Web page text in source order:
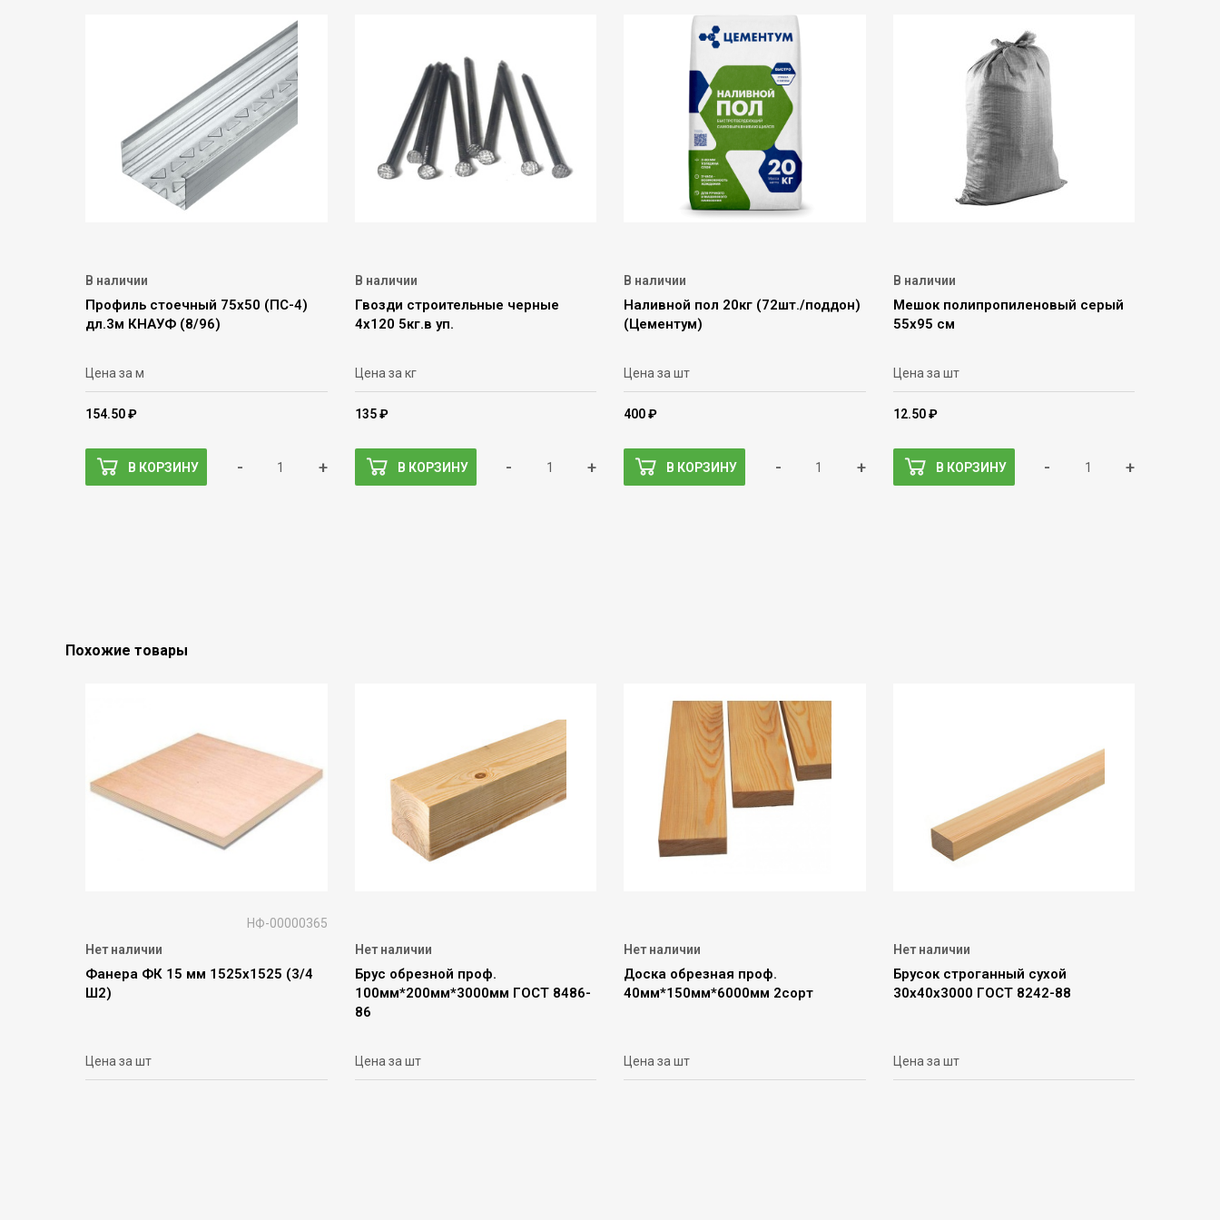
В наличии
Профиль стоечный 75х50 (ПС-4)
дл.3м КНАУФ (8/96)
Цена за м
154.50 ₽
В КОРЗИНУ - +
В наличии
Гвозди строительные черные
4х120 5кг.в уп.
Цена за кг
135 ₽
В КОРЗИНУ - +
В наличии
Наливной пол 20кг (72шт./поддон)
(Цементум)
Цена за шт
400 ₽
В КОРЗИНУ - +
В наличии
Мешок полипропиленовый серый
55х95 см
Цена за шт
12.50 ₽
В КОРЗИНУ - +
Похожие товары
НФ-00000365
Нет наличии
Фанера ФК 15 мм 1525х1525 (3/4
Ш2)
Цена за шт
Нет наличии
Брус обрезной проф.
100мм*200мм*3000мм ГОСТ 8486-
86
Цена за шт
Нет наличии
Доска обрезная проф.
40мм*150мм*6000мм 2сорт
Цена за шт
Нет наличии
Брусок строганный сухой
30х40х3000 ГОСТ 8242-88
Цена за шт